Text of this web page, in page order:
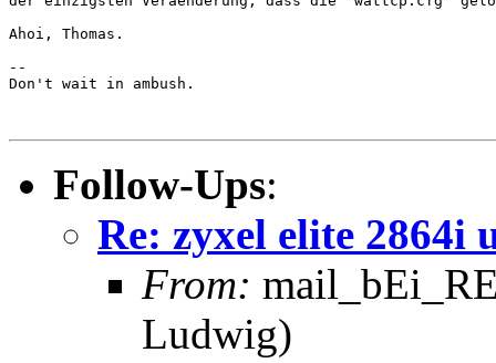
Ahoi, Thomas.
--
Don't wait in ambush.
Follow-Ups:
Re: zyxel elite 2864i
From:
Ludwig)